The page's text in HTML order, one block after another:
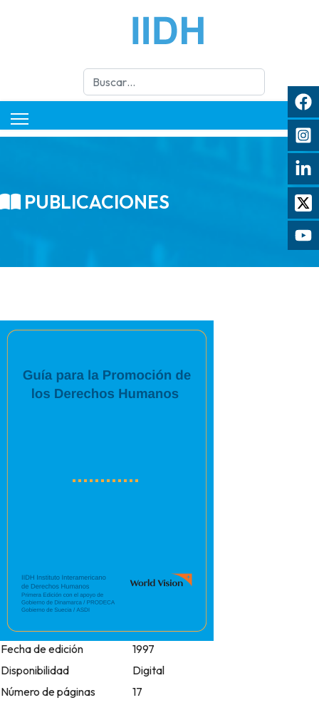
Buscar
PUBLICACIONES
Fecha de edición
1997
Disponibilidad
Digital
Número de páginas
17